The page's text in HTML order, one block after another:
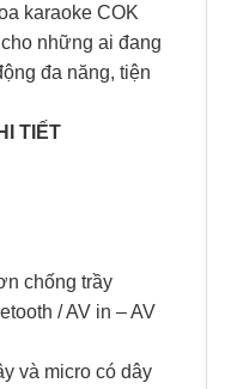
karaoke COK
những ai đang
đa năng, tiện
TIẾT
chống trầy
/ AV in – AV
và micro có dây